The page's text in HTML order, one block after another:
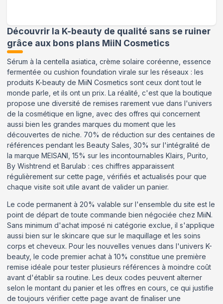
Découvrir la K-beauty de qualité sans se ruiner
grâce aux bons plans MiiN Cosmetics
Sérum à la centella asiatica, crème solaire coréenne, essence
fermentée ou cushion foundation virale sur les réseaux : les
produits K-beauty de MiiN Cosmetics sont ceux dont tout le
monde parle, et ils ont un prix. La réalité, c'est que la boutique
propose une diversité de remises rarement vue dans l'univers
de la cosmétique en ligne, avec des offres qui concernent
aussi bien les grandes marques du moment que les
découvertes de niche. 70% de réduction sur des centaines de
références pendant les Beauty Sales, 30% sur l'intégralité de
la marque MEISANI, 15% sur les incontournables Klairs, Purito,
By Wishtrend et Barulab : ces chiffres apparaissent
régulièrement sur cette page, vérifiés et actualisés pour que
chaque visite soit utile avant de valider un panier.
Le code permanent à 20% valable sur l'ensemble du site est le
point de départ de toute commande bien négociée chez MiiN.
Sans minimum d'achat imposé ni catégorie exclue, il s'applique
aussi bien sur le skincare que sur le maquillage et les soins
corps et cheveux. Pour les nouvelles venues dans l'univers K-
beauty, le code premier achat à 10% constitue une première
remise idéale pour tester plusieurs références à moindre coût
avant d'établir sa routine. Les deux codes peuvent alterner
selon le montant du panier et les offres en cours, ce qui justifie
de toujours vérifier cette page avant de finaliser une